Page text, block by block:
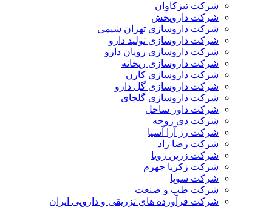
شرکت تیزکاوان
شرکت داروپخش
شرکت داروسازی تهران شیمی
شرکت داروسازی تولید دارو
شرکت داروسازی رویان دارو
شرکت داروسازی ریحانه
شرکت داروسازی کارن
شرکت داروسازی گل دارو
شرکت داروسازی گلچای
شرکت داور ساحل
شرکت دی روحه
شرکت رز آرا آسیا
شرکت رضا راد
شرکت زرین رویا
شرکت زکریا جهرم
شرکت سوپا
شرکت طب و صنعت
شرکت فرآورده های تزریقی و دارویی ایران